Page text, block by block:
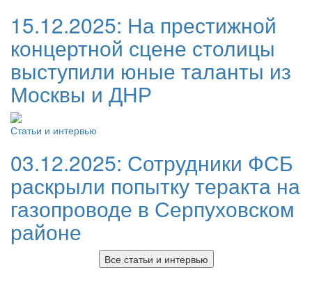
15.12.2025: На престижной
концертной сцене столицы
выступили юные таланты из
Москвы и ДНР
Статьи и интервью
03.12.2025: Сотрудники ФСБ
раскрыли попытку теракта на
газопроводе в Серпуховском
районе
Все статьи и интервью